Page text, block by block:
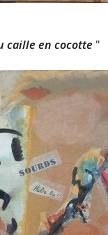
caille en cocotte "